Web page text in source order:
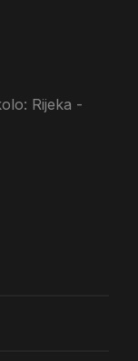
Rijeka -